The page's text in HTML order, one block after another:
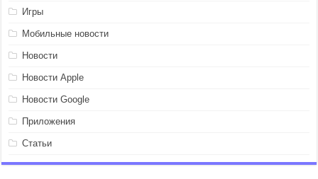
Игры
Мобильные новости
Новости
Новости Apple
Новости Google
Приложения
Статьи